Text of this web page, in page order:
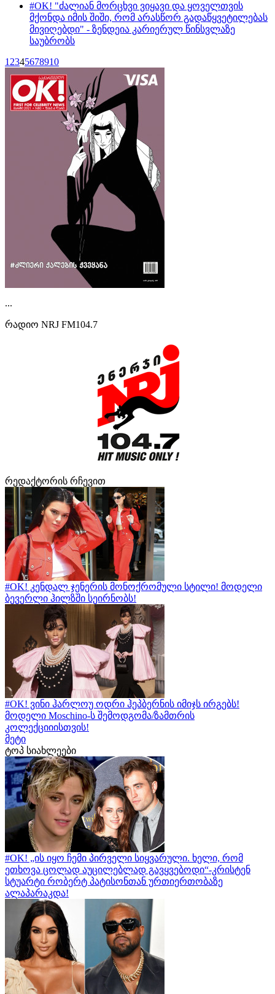
#OK! "ძალიან მორცხვი ვიყავი და ყოველთვის
მქონდა იმის შიში, რომ არასწორ გადაწყვეტილებას
მივიღებდი" - ზენდეია კარიერულ წინსვლაზე
საუბრობს
1 2345678910
...
რადიო NRJ FM104.7
რედაქტორის რჩევით
#OK! კენდალ ჯენერის მონოქრომული სტილი! მოდელი
ბევერლი ჰილზში სეირნობს!
#OK! ვინი ჰარლოუ ოდრი ჰეპბერნის იმიჯს ირგებს!
მოდელი Moschino-ს შემოდგომა/ზამთრის
კოლექციიისთვის!
მეტი
ტოპ სიახლეები
#OK! „ის იყო ჩემი პირველი სიყვარული. ხელი, რომ
ეთხოვა ცოლად აუცილებლად გავყვებოდი“-კრისტენ
სტუარტი რობერტ პატისონთან ურთიერთობაზე
ალაპარაკდა!